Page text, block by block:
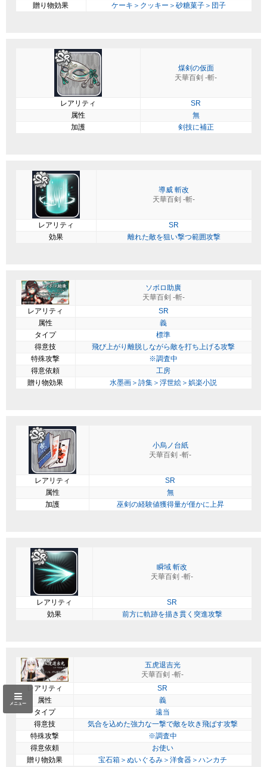
贈り物効果
ケーキ＞クッキー＞砂糖菓子＞団子
煤剣の仮面
天華百剣 -斬-
レアリティ
SR
属性
無
加護
剣技に補正
導威 斬改
天華百剣 -斬-
レアリティ
SR
効果
離れた敵を狙い撃つ範囲攻撃
ソボロ助廣
天華百剣 -斬-
レアリティ
SR
属性
義
タイプ
標準
得意技
飛び上がり離脱しながら敵を打ち上げる攻撃
特殊攻撃
※調査中
得意依頼
工房
贈り物効果
水墨画＞詩集＞浮世絵＞娯楽小説
小烏ノ台紙
天華百剣 -斬-
レアリティ
SR
属性
無
加護
巫剣の経験値獲得量が僅かに上昇
瞬域 斬改
天華百剣 -斬-
レアリティ
SR
効果
前方に軌跡を描き貫く突進攻撃
五虎退吉光
天華百剣 -斬-
レアリティ
SR
属性
義
タイプ
遠当
得意技
気合を込めた強力な一撃で敵を吹き飛ばす攻撃
特殊攻撃
※調査中
得意依頼
お使い
贈り物効果
宝石箱＞ぬいぐるみ＞洋食器＞ハンカチ
メニュー